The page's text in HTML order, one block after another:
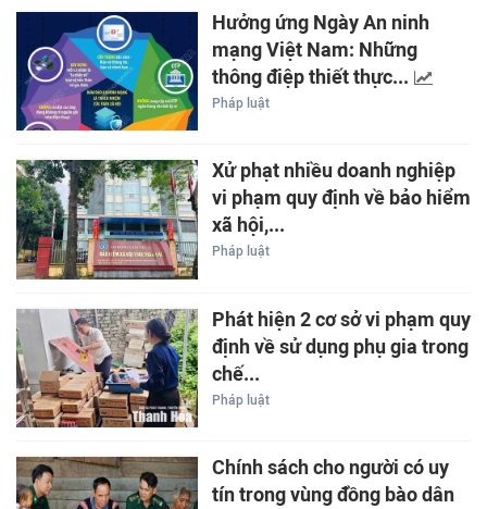
Hưởng ứng Ngày An ninh
mạng Việt Nam: Những
thông điệp thiết thực...
Pháp luật
Xử phạt nhiều doanh nghiệp
vi phạm quy định về bảo hiểm
xã hội,...
Pháp luật
Phát hiện 2 cơ sở vi phạm quy
định về sử dụng phụ gia trong
chế...
Pháp luật
Chính sách cho người có uy
tín trong vùng đồng bào dân